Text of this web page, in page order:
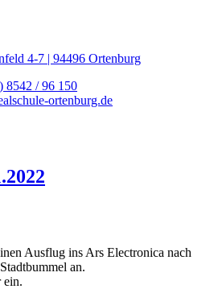
4-7 | 94496 Ortenburg
8542 / 96 150
ortenburg.de
Ausflug ins Ars Electronica nach
an.
ein.